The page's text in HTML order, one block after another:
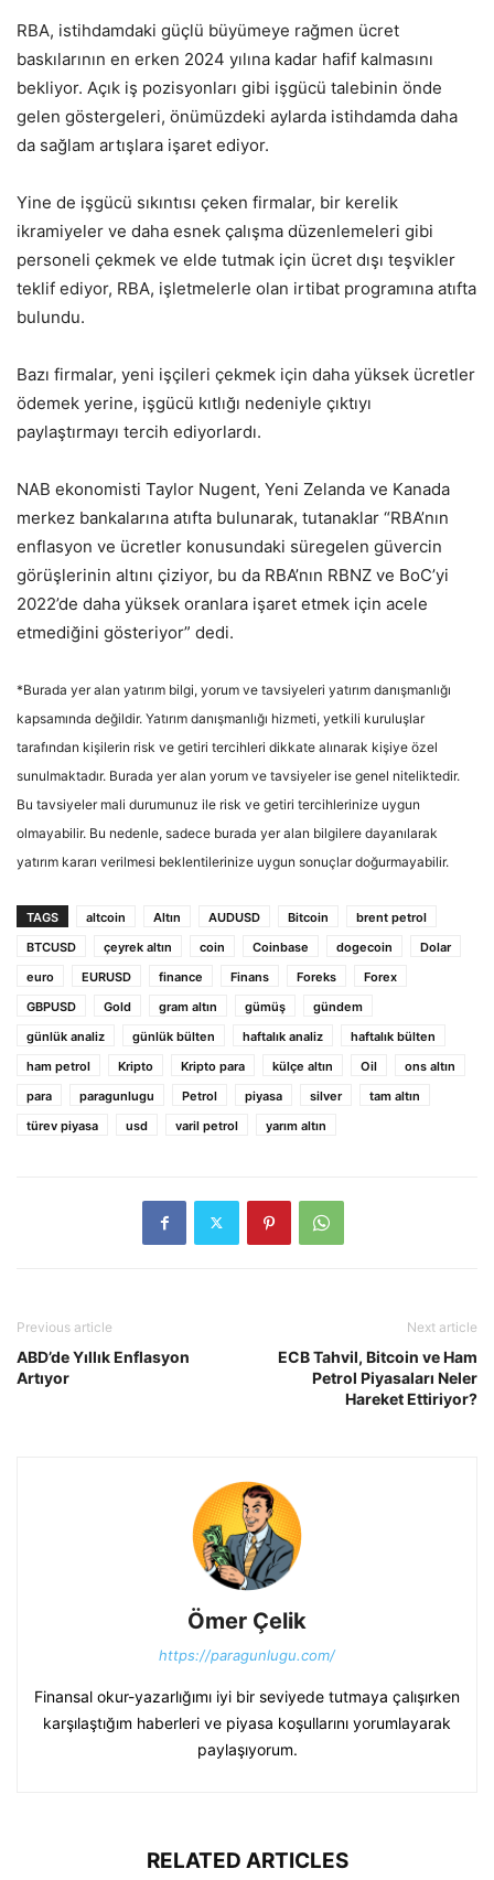
RBA, istihdamdaki güçlü büyümeye rağmen ücret
baskılarının en erken 2024 yılına kadar hafif kalmasını
bekliyor. Açık iş pozisyonları gibi işgücü talebinin önde
gelen göstergeleri, önümüzdeki aylarda istihdamda daha
da sağlam artışlara işaret ediyor.
Yine de işgücü sıkıntısı çeken firmalar, bir kerelik
ikramiyeler ve daha esnek çalışma düzenlemeleri gibi
personeli çekmek ve elde tutmak için ücret dışı teşvikler
teklif ediyor, RBA, işletmelerle olan irtibat programına atıfta
bulundu.
Bazı firmalar, yeni işçileri çekmek için daha yüksek ücretler
ödemek yerine, işgücü kıtlığı nedeniyle çıktıyı
paylaştırmayı tercih ediyorlardı.
NAB ekonomisti Taylor Nugent, Yeni Zelanda ve Kanada
merkez bankalarına atıfta bulunarak, tutanaklar “RBA’nın
enflasyon ve ücretler konusundaki süregelen güvercin
görüşlerinin altını çiziyor, bu da RBA’nın RBNZ ve BoC’yi
2022’de daha yüksek oranlara işaret etmek için acele
etmediğini gösteriyor” dedi.
*Burada yer alan yatırım bilgi, yorum ve tavsiyeleri yatırım danışmanlığı
kapsamında değildir. Yatırım danışmanlığı hizmeti, yetkili kuruluşlar
tarafından kişilerin risk ve getiri tercihleri dikkate alınarak kişiye özel
sunulmaktadır. Burada yer alan yorum ve tavsiyeler ise genel niteliktedir.
Bu tavsiyeler mali durumunuz ile risk ve getiri tercihlerinize uygun
olmayabilir. Bu nedenle, sadece burada yer alan bilgilere dayanılarak
yatırım kararı verilmesi beklentilerinize uygun sonuçlar doğurmayabilir.
TAGS altcoin Altın AUDUSD Bitcoin
brent petrol
BTCUSD
çeyrek altın coin Coinbase dogecoin
Dolar
euro
EURUSD finance Finans Foreks
Forex
GBPUSD
Gold gram altın gümüş
gündem
günlük analiz
günlük bülten haftalık analiz
haftalık bülten
ham petrol
Kripto Kripto para külçe altın Oil
ons altın
para
paragunlugu Petrol piyasa silver
tam altın
türev piyasa
usd varil petrol yarım altın
Previous article
ABD’de Yıllık Enflasyon
Artıyor
Next article
ECB Tahvil, Bitcoin ve Ham
Petrol Piyasaları Neler
Hareket Ettiriyor?
Ömer Çelik
https://paragunlugu.com/
Finansal okur-yazarlığımı iyi bir seviyede tutmaya çalışırken
karşılaştığım haberleri ve piyasa koşullarını yorumlayarak
paylaşıyorum.
RELATED ARTICLES